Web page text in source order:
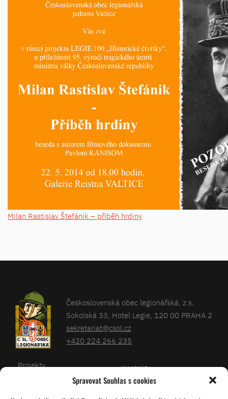
Spravovat Souhlas s cookies
Milan Rastislav Štefánik – příběh hrdiny
Československá obec legionářská, z.s.
Sokolská 33, Hotel Legie, 120 00 PRAHA 2
sekretariat@csol.cz
+420 224 266 235
Projekty
Kontakt
Databáze legionářů